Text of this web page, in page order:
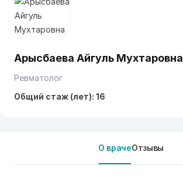
Арысбаева Айгуль Мухтаровна
Ревматолог
Общий стаж (лет): 16
О врачеОтзывы